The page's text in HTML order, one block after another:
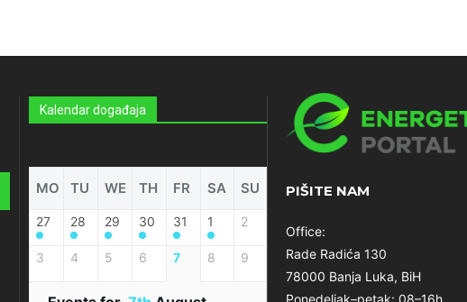
Kalendar događaja
MO TU WE TH FR SA SU
27 28 29 30 31 1 2
3 4 5 6 7 8 9
PIŠITE NAM
Office:
Rade Radića 130
78000 Banja Luka, BiH
Ponedeljak–petak: 08–16h